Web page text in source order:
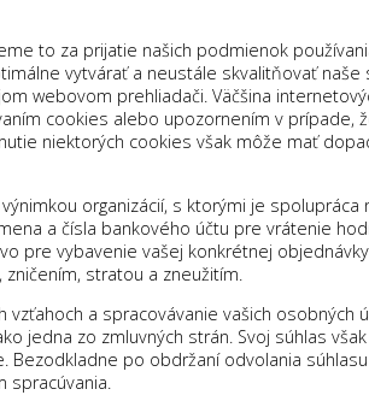
to za prijatie našich podmienok
vytvárať a neustále skvalitňovať
webovom prehliadači. Väčšina
cookies alebo upozornením v prípade,
niektorých cookies však môže mať
organizácií, s ktorými je spolupráca
a čísla bankového účtu pre vrátenie
pre vybavenie vašej konkrétnej
stratou a zneužitím.
a spracovávanie vašich osobných
jedna zo zmluvných strán. Svoj súhlas
po obdržaní odvolania
spracúvania.